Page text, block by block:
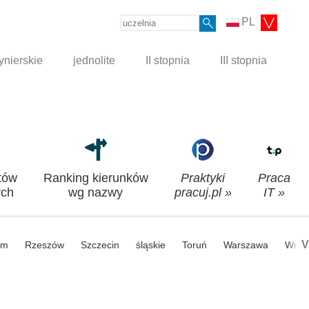
PL
jednolite II stopnia III stopnia
Ranking kierunków
wg nazwy
Praktyki
pracuj.pl »
Praca
IT »
Rzeszów Szczecin śląskie Toruń Warszawa V